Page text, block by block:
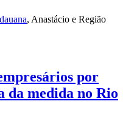
, Anastácio e Região
por
da medida no Rio